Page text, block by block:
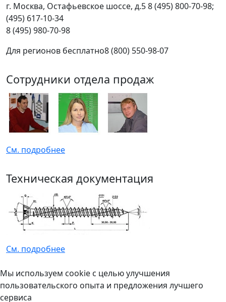
г. Москва, Остафьевское шоссе, д.58 (495) 800-70-98;
(495) 617-10-34
8 (495) 980-70-98
Для регионов бесплатно8 (800) 550-98-07
Сотрудники отдела продаж
См. подробнее
Техническая документация
См. подробнее
Мы используем cookie с целью улучшения
пользовательского опыта и предложения лучшего
сервиса